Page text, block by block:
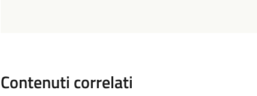
Contenuti correlati